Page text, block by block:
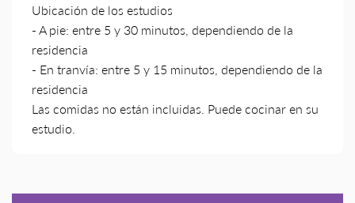
Ubicación de los estudios
- A pie: entre 5 y 30 minutos, dependiendo de la
residencia
- En tranvía: entre 5 y 15 minutos, dependiendo de la
residencia
Las comidas no están incluidas. Puede cocinar en su
estudio.